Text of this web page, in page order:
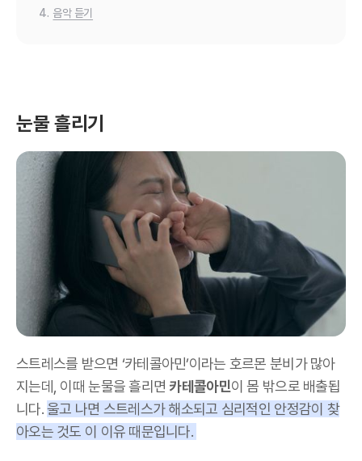
4. 음악 듣기
눈물 흘리기
스트레스를 받으면 ‘카테콜아민’이라는 호르몬 분비가 많아
지는데, 이때 눈물을 흘리면 카테콜아민이 몸 밖으로 배출됩
니다.울고 나면 스트레스가 해소되고 심리적인 안정감이 찾
아오는 것도 이 이유 때문입니다.